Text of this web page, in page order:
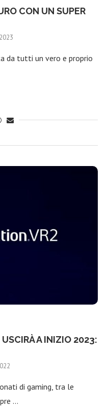
CON UN SUPER
da tutti un vero e proprio
A INIZIO 2023:
di gaming, tra le
…